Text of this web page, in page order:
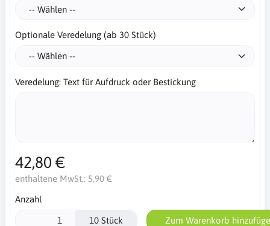
Optionale Veredelung (ab 30 Stück)
Veredelung: Text für Aufdruck oder Bestickung
42,80 €
enthaltene MwSt.: 5,90 €
Anzahl
10 Stück Zum Warenkorb